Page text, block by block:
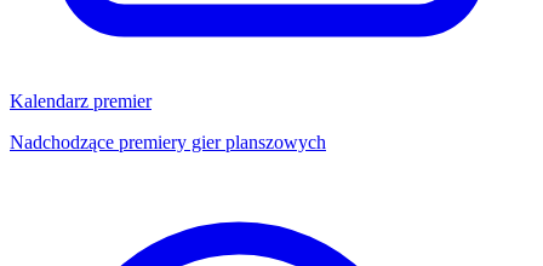
Kalendarz premier
Nadchodzące premiery gier planszowych